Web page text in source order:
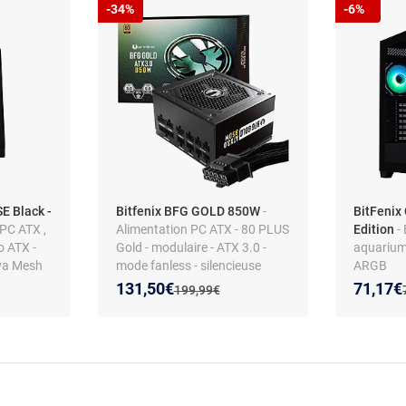
Black -
ATX ,
ATX -
Mesh
Bitfenix BFG GOLD 850W-
Alimentation PC ATX - 80 PLUS
Gold - modulaire - ATX 3.0 -
mode fanless - silencieuse
Ancien prix :
199,99€
Nouveau prix :
131,50€
Réduction de :
-34%
BitFenix
Edition -
ARGB
71,17€
-6%